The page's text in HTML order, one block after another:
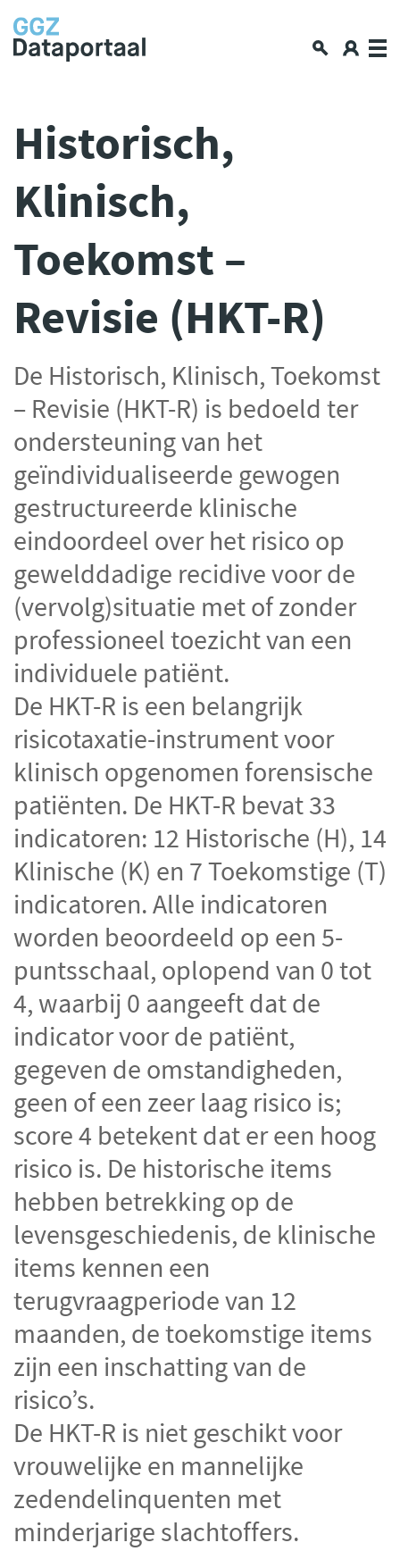
Over GGZ Dataportaal
Openbare GGZ-cijfers
Spiegelinformatie
Workshop
GGZ Data blogs
Lerende netwerken
Nieuws en interviews
Aan de slag met data delen
CGTp Check
Contact
Historisch,
Klinisch,
Toekomst –
Revisie (HKT-R)
De Historisch, Klinisch, Toekomst
– Revisie (HKT-R) is bedoeld ter
ondersteuning van het
geïndividualiseerde gewogen
gestructureerde klinische
eindoordeel over het risico op
gewelddadige recidive voor de
(vervolg)situatie met of zonder
professioneel toezicht van een
individuele patiënt.
De HKT-R is een belangrijk
risicotaxatie-instrument voor
klinisch opgenomen forensische
patiënten. De HKT-R bevat 33
indicatoren: 12 Historische (H), 14
Klinische (K) en 7 Toekomstige (T)
indicatoren. Alle indicatoren
worden beoordeeld op een 5-
puntsschaal, oplopend van 0 tot
4, waarbij 0 aangeeft dat de
indicator voor de patiënt,
gegeven de omstandigheden,
geen of een zeer laag risico is;
score 4 betekent dat er een hoog
risico is. De historische items
hebben betrekking op de
levensgeschiedenis, de klinische
items kennen een
terugvraagperiode van 12
maanden, de toekomstige items
zijn een inschatting van de
risico’s.
De HKT-R is niet geschikt voor
vrouwelijke en mannelijke
zedendelinquenten met
minderjarige slachtoffers.